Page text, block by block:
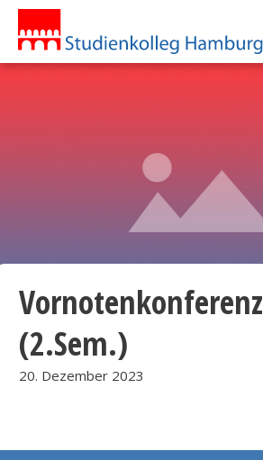
Vornotenkonferenz
(2.Sem.)
20. Dezember 2023